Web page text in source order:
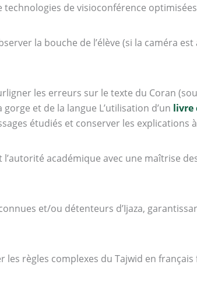
de visioconférence
la bouche de l’élève (si la caméra est
les erreurs sur le texte du Coran
et de la langue L’utilisation d’un livre
étudiés et conserver les explications
académique avec une maîtrise
et/ou détenteurs d’Ijaza,
règles complexes du Tajwid en